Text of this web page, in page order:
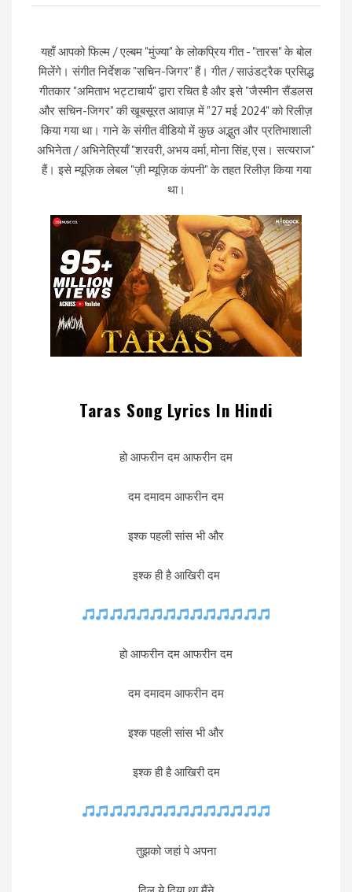
यहाँ आपको फिल्म / एल्बम "मुंज्या" के लोकप्रिय गीत - "तारस" के बोल
मिलेंगे। संगीत निर्देशक "सचिन-जिगर" हैं। गीत / साउंडट्रैक प्रसिद्ध
गीतकार "अमिताभ भट्टाचार्य" द्वारा रचित है और इसे "जैस्मीन सैंडलस
और सचिन-जिगर" की खूबसूरत आवाज़ में "27 मई 2024" को रिलीज़
किया गया था। गाने के संगीत वीडियो में कुछ अद्भुत और प्रतिभाशाली
अभिनेता / अभिनेत्रियाँ "शरवरी, अभय वर्मा, मोना सिंह, एस। सत्यराज"
हैं। इसे म्यूज़िक लेबल "ज़ी म्यूज़िक कंपनी" के तहत रिलीज़ किया गया
था।
Taras Song Lyrics In Hindi
हो आफरीन दम आफरीन दम
दम दमादम आफरीन दम
इश्क पहली सांस भी और
इश्क ही है आखिरी दम
हो आफरीन दम आफरीन दम
दम दमादम आफरीन दम
इश्क पहली सांस भी और
इश्क ही है आखिरी दम
तुझको जहां पे अपना